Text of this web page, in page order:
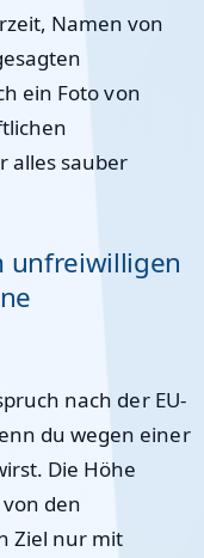
Namen von
ein Foto von
alles sauber
unfreiwilligen
nach der EU-
du wegen einer
Die Höhe
den
Ziel nur mit